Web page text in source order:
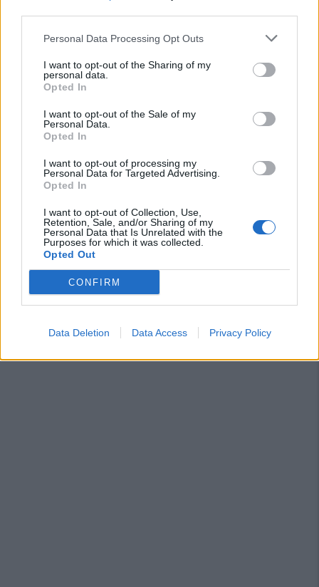
Personal Data Processing Opt Outs
I want to opt-out of the Sharing of my
personal data.
Opted In
I want to opt-out of the Sale of my
Personal Data.
Opted In
I want to opt-out of processing my
Personal Data for Targeted Advertising.
Opted In
I want to opt-out of Collection, Use,
Retention, Sale, and/or Sharing of my
Personal Data that Is Unrelated with the
Purposes for which it was collected.
Opted Out
CONFIRM
Data Deletion Data Access Privacy Policy
L'Ilva si completa con Markic, Contucci,
Carlucci, Bevilacqua, Solinas, Souare e Galic
7 Ago 2026
Torres Riccardo Idda
7 Ago 2026
Latte Dolce, Fresu sul girone: «Se la
giocheranno Torres e Albalonga, noi non
8 Set 2021
Il Monastir riparte dai pilastri Masia, Pinna e
Aloia, il primo acquisto è Loru
Il Monastir 1983 si trasforma da Associazione
7 Ago 2026